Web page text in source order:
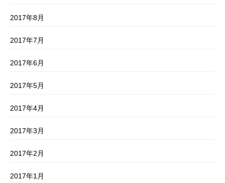
2017年8月
2017年7月
2017年6月
2017年5月
2017年4月
2017年3月
2017年2月
2017年1月